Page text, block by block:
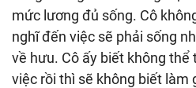
mức lương đủ sống. Cô
nghĩ đến việc sẽ phải sống
về hưu. Cô ấy biết không thể
việc rồi thì sẽ không biết làm